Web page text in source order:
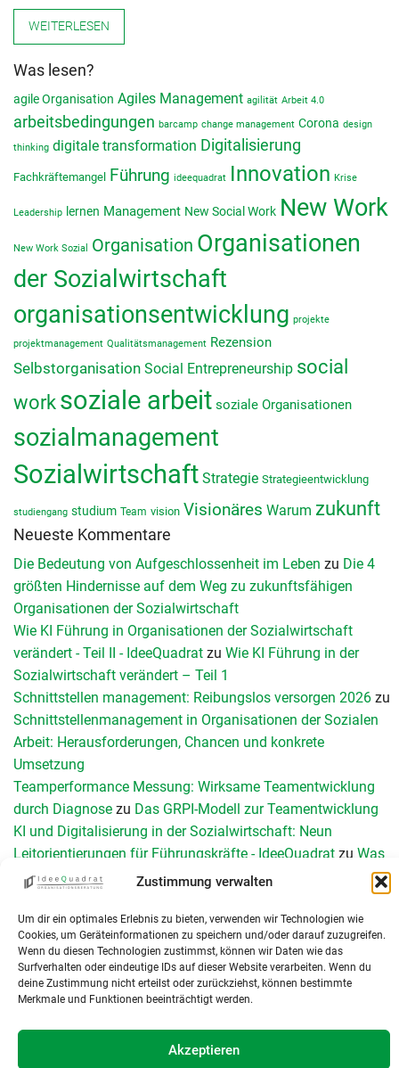
Zustimmung verwalten
Um dir ein optimales Erlebnis zu bieten, verwenden wir Technologien wie
Cookies, um Geräteinformationen zu speichern und/oder darauf zuzugreifen.
Wenn du diesen Technologien zustimmst, können wir Daten wie das
Surfverhalten oder eindeutige IDs auf dieser Website verarbeiten. Wenn du
deine Zustimmung nicht erteilst oder zurückziehst, können bestimmte
Merkmale und Funktionen beeinträchtigt werden.
Akzeptieren
WEITERLESEN
Was lesen?
agile Organisation Agiles Management agilität Arbeit 4.0
arbeitsbedingungen barcamp change management Corona design
thinking digitale transformation Digitalisierung
Fachkräftemangel Führung ideequadrat Innovation Krise
Leadership lernen Management New Social Work New Work
New Work Sozial Organisation Organisationen
der Sozialwirtschaft
organisationsentwicklung projekte
projektmanagement Qualitätsmanagement Rezension
Selbstorganisation Social Entrepreneurship social
work soziale arbeit soziale Organisationen
sozialmanagement
Sozialwirtschaft Strategie Strategieentwicklung
studiengang studium Team vision Visionäres Warum zukunft
Neueste Kommentare
Die Bedeutung von Aufgeschlossenheit im Leben zu Die 4
größten Hindernisse auf dem Weg zu zukunftsfähigen
Organisationen der Sozialwirtschaft
Wie KI Führung in Organisationen der Sozialwirtschaft
verändert - Teil II - IdeeQuadrat zu Wie KI Führung in der
Sozialwirtschaft verändert – Teil 1
Schnittstellen management: Reibungslos versorgen 2026 zu
Schnittstellenmanagement in Organisationen der Sozialen
Arbeit: Herausforderungen, Chancen und konkrete
Umsetzung
Teamperformance Messung: Wirksame Teamentwicklung
durch Diagnose zu Das GRPI-Modell zur Teamentwicklung
KI und Digitalisierung in der Sozialwirtschaft: Neun
Leitorientierungen für Führungskräfte - IdeeQuadrat zu Was
sind Organisationen – eine Einführung